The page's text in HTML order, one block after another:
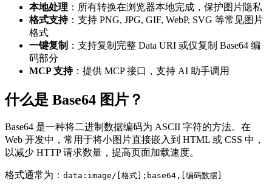
本地处理 ：所有转换在浏览器本地完成，保护图片隐私
格式支持：支持 PNG, JPG, GIF, WebP, SVG 等常见图片
格式
一键复制 ：支持复制完整 Data URI 或仅复制 Base64 编
码部分
MCP 支持：提供 MCP 接口，支持 AI 助手调用
什么是 Base64 图片？
Base64 是一种将二进制数据编码为 ASCII 字符的方法。在
Web 开发中，常用于将小图片直接嵌入到 HTML 或 CSS 中，
以减少 HTTP 请求数量，提高页面加载速度。
格式通常为： data:image/[格式];base64,[编码数据]